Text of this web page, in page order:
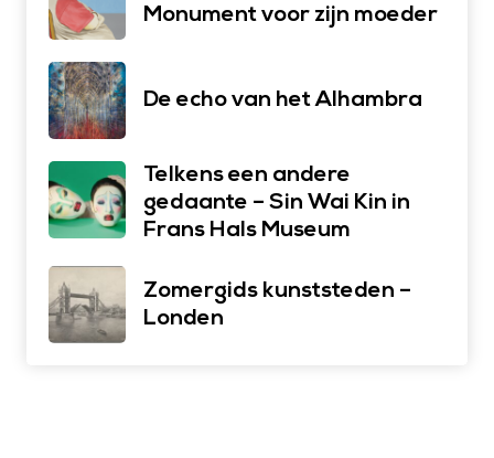
Monument voor zijn moeder
De echo van het Alhambra
Telkens een andere
gedaante – Sin Wai Kin in
Frans Hals Museum
Zomergids kunststeden –
Londen